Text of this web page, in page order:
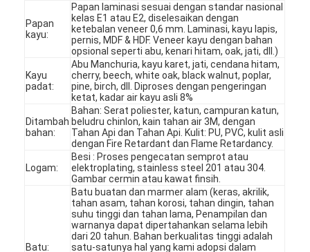
Rumah
Papan
kayu:
Papan laminasi sesuai dengan standar nasional
kelas E1 atau E2, diselesaikan dengan
ketebalan veneer 0,6 mm. Laminasi, kayu lapis,
pernis, MDF & HDF. Veneer kayu dengan bahan
opsional seperti abu, kenari hitam, oak, jati, dll.)
Kayu
padat:
Abu Manchuria, kayu karet, jati, cendana hitam,
cherry, beech, white oak, black walnut, poplar,
pine, birch, dll. Diproses dengan pengeringan
ketat, kadar air kayu asli 8%
Ditambah
bahan:
Bahan: Serat poliester, katun, campuran katun,
beludru chinlon, kain tahan air 3M, dengan
Tahan Api dan Tahan Api. Kulit: PU, PVC, kulit asli
dengan Fire Retardant dan Flame Retardancy.
Logam:
Besi : Proses pengecatan semprot atau
elektroplating, stainless steel 201 atau 304.
Gambar cermin atau kawat finsih.
Batu:
Batu buatan dan marmer alam (keras, akrilik,
tahan asam, tahan korosi, tahan dingin, tahan
suhu tinggi dan tahan lama, Penampilan dan
warnanya dapat dipertahankan selama lebih
dari 20 tahun. Bahan berkualitas tinggi adalah
satu-satunya hal yang kami adopsi dalam